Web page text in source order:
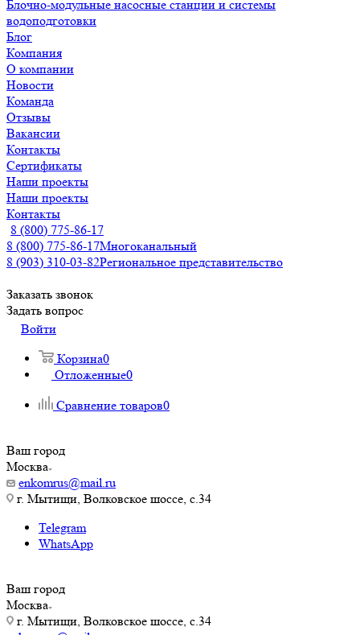
Блочно-модульные насосные станции и системы
водоподготовки
Блог
Компания
О компании
Новости
Команда
Отзывы
Вакансии
Контакты
Сертификаты
Наши проекты
Наши проекты
Контакты
8 (800) 775-86-17
8 (800) 775-86-17Многоканальный
8 (903) 310-03-82Региональное представительство
Заказать звонок
Задать вопрос
Войти
Корзина0
Отложенные0
Сравнение товаров0
Ваш город
Москва
enkomrus@mail.ru
г. Мытищи, Волковское шоссе, с.34
Telegram
WhatsApp
Ваш город
Москва
г. Мытищи, Волковское шоссе, с.34